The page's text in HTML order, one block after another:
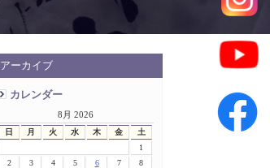
アーカイブ
カレンダー
8月 2026
日 月 火 水 木 金 土
1
2
3 4 5 6 7
8